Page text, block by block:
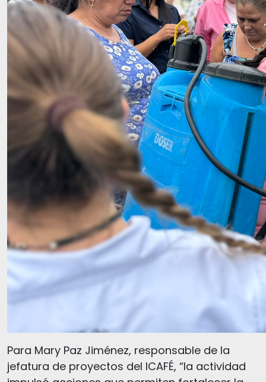
Para Mary Paz Jiménez, responsable de la
jefatura de proyectos del ICAFÉ, “la actividad